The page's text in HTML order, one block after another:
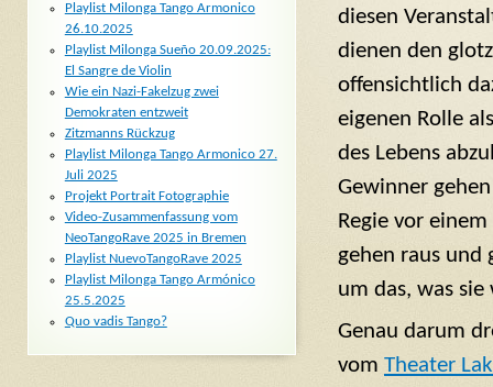
diesen
dienen den
offensichtlich
eigenen Rolle
des Lebens
Gewinner
Regie vor
gehen raus und
um das, was
Genau darum
vom Theater
Playlist Milonga Tango Armonico
26.10.2025
Playlist Milonga Sueño 20.09.2025:
El Sangre de Violin
Wie ein Nazi-Fakelzug zwei
Demokraten entzweit
Zitzmanns Rückzug
Playlist Milonga Tango Armonico 27.
Juli 2025
Projekt Portrait Fotographie
Video-Zusammenfassung vom
NeoTangoRave 2025 in Bremen
Playlist NuevoTangoRave 2025
Playlist Milonga Tango Armónico
25.5.2025
Quo vadis Tango?